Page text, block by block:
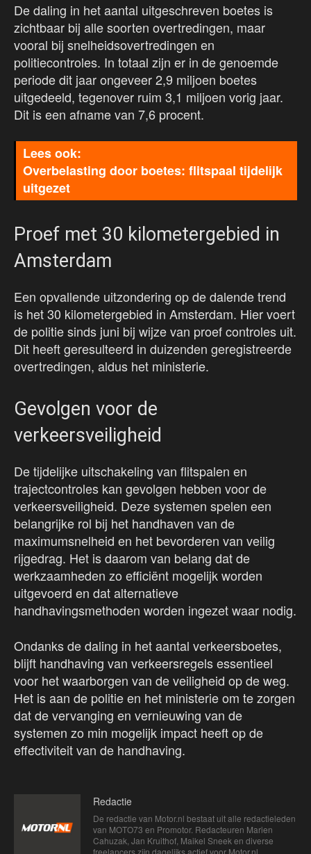
De daling in het aantal uitgeschreven boetes is
zichtbaar bij alle soorten overtredingen, maar
vooral bij snelheidsovertredingen en
politiecontroles. In totaal zijn er in de genoemde
periode dit jaar ongeveer 2,9 miljoen boetes
uitgedeeld, tegenover ruim 3,1 miljoen vorig jaar.
Dit is een afname van 7,6 procent.
Overbelasting door boetes: flitspaal tijdelijk
uitgezet
Proef met 30 kilometergebied in
Amsterdam
Een opvallende uitzondering op de dalende trend
is het 30 kilometergebied in Amsterdam. Hier voert
de politie sinds juni bij wijze van proef controles uit.
Dit heeft geresulteerd in duizenden geregistreerde
overtredingen, aldus het ministerie.
Gevolgen voor de
verkeersveiligheid
De tijdelijke uitschakeling van flitspalen en
trajectcontroles kan gevolgen hebben voor de
verkeersveiligheid. Deze systemen spelen een
belangrijke rol bij het handhaven van de
maximumsnelheid en het bevorderen van veilig
rijgedrag. Het is daarom van belang dat de
werkzaamheden zo efficiënt mogelijk worden
uitgevoerd en dat alternatieve
handhavingsmethoden worden ingezet waar nodig.
Ondanks de daling in het aantal verkeersboetes,
blijft handhaving van verkeersregels essentieel
voor het waarborgen van de veiligheid op de weg.
Het is aan de politie en het ministerie om te zorgen
dat de vervanging en vernieuwing van de
systemen zo min mogelijk impact heeft op de
effectiviteit van de handhaving.
Redactie
De redactie van Motor.nl bestaat uit alle redactieleden
van MOTO73 en Promotor. Redacteuren Marien
Cahuzak, Jan Kruithof, Maikel Sneek en diverse
freelancers zijn dagelijks actief voor Motor.nl.